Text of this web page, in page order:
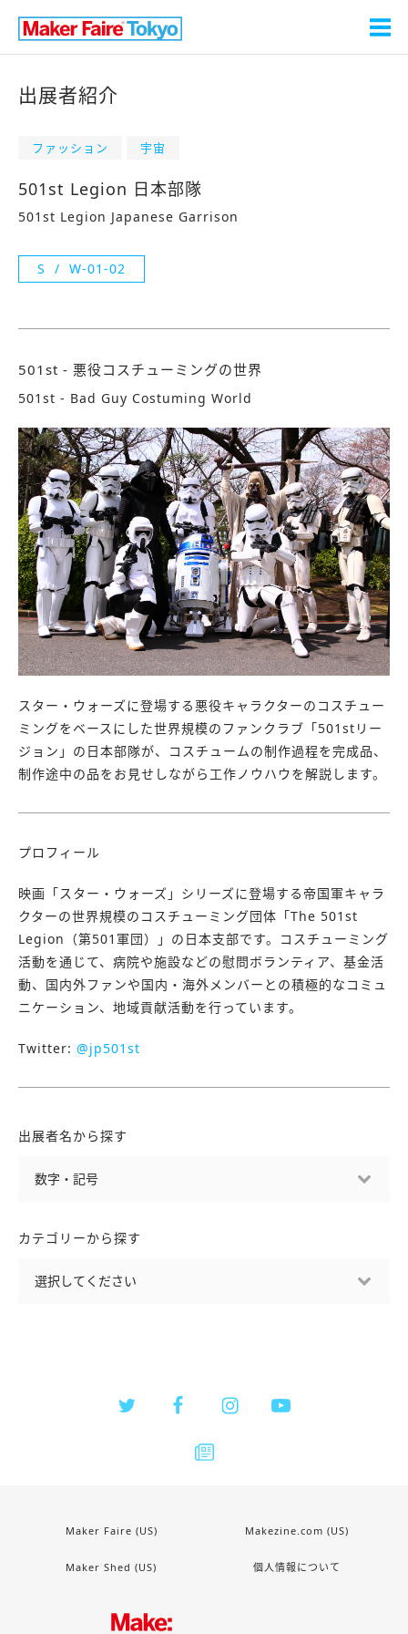
出展者紹介
ファッション 宇宙
501st Legion 日本部隊
501st Legion Japanese Garrison
S W-01-02
501st - 悪役コスチューミングの世界
501st - Bad Guy Costuming World
スター・ウォーズに登場する悪役キャラクターのコスチュー
ミングをベースにした世界規模のファンクラブ「501stリー
ジョン」の日本部隊が、コスチュームの制作過程を完成品、
制作途中の品をお見せしながら工作ノウハウを解説します。
プロフィール
映画「スター・ウォーズ」シリーズに登場する帝国軍キャラ
クターの世界規模のコスチューミング団体「The 501st
Legion（第501軍団）」の日本支部です。コスチューミング
活動を通じて、病院や施設などの慰問ボランティア、基金活
動、国内外ファンや国内・海外メンバーとの積極的なコミュ
ニケーション、地域貢献活動を行っています。
Twitter: @jp501st
出展者名から探す
カテゴリーから探す
Maker Faire (US) Makezine.com (US)
Maker Shed (US) 個人情報について